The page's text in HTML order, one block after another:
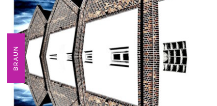
BRAUN